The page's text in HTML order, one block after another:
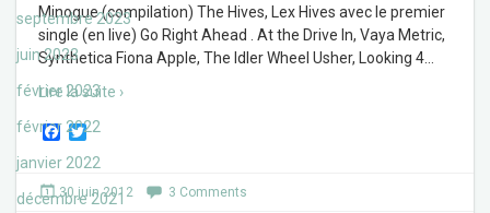
septembre 2023
juin 2023
février 2023
février 2022
janvier 2022
décembre 2021
Minogue (compilation) The Hives, Lex Hives avec le premier
single (en live) Go Right Ahead . At the Drive In, Vaya Metric,
Synthetica Fiona Apple, The Idler Wheel Usher, Looking 4
Lire la suite ›
F
c
e
b
T
i
t
t
30 juin 2012 3 Comments